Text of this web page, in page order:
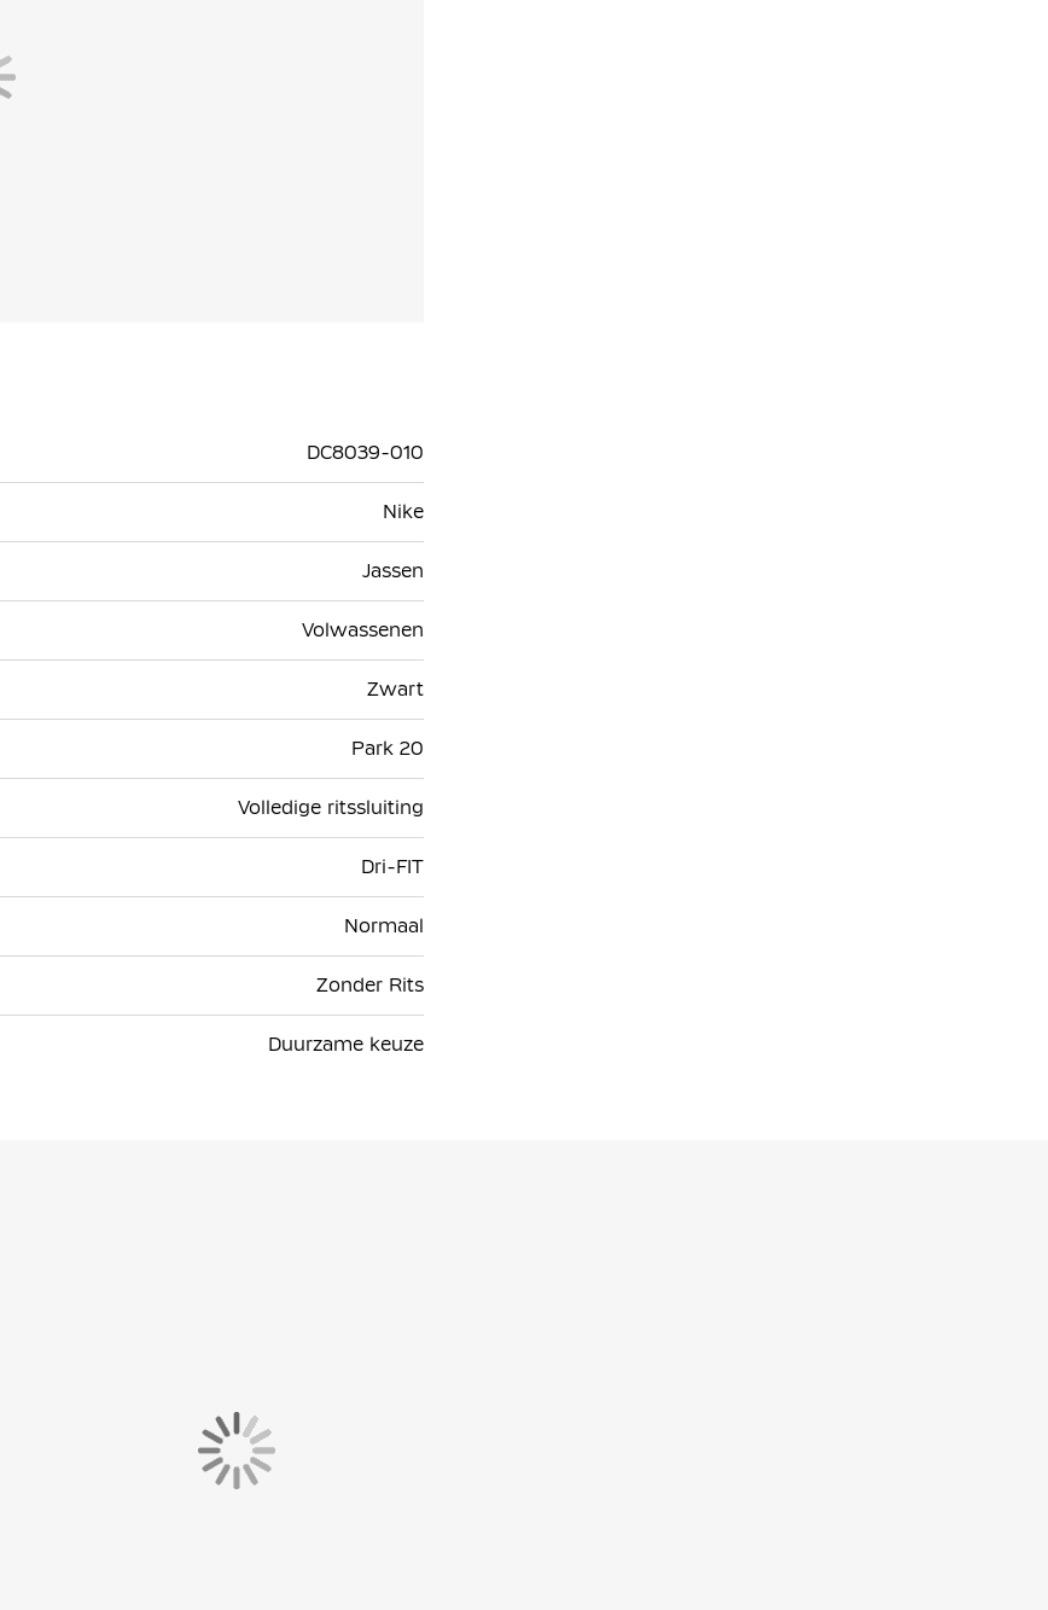
DC8039-010
Nike
Jassen
Volwassenen
Zwart
Park 20
Volledige ritssluiting
Dri-FIT
Normaal
Zonder Rits
Duurzame keuze